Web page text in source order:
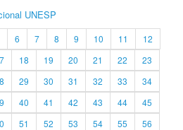
UNESP
6 7 8 9 10 11
12
18 19 20 21 22
23
29 30 31 32 33
34
40 41 42 43 44
45
51 52 53 54 55
56